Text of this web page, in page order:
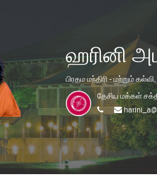
ஹரினி
பிரதம மந்திரி - மற்றும்
தேசிய மக்கள்